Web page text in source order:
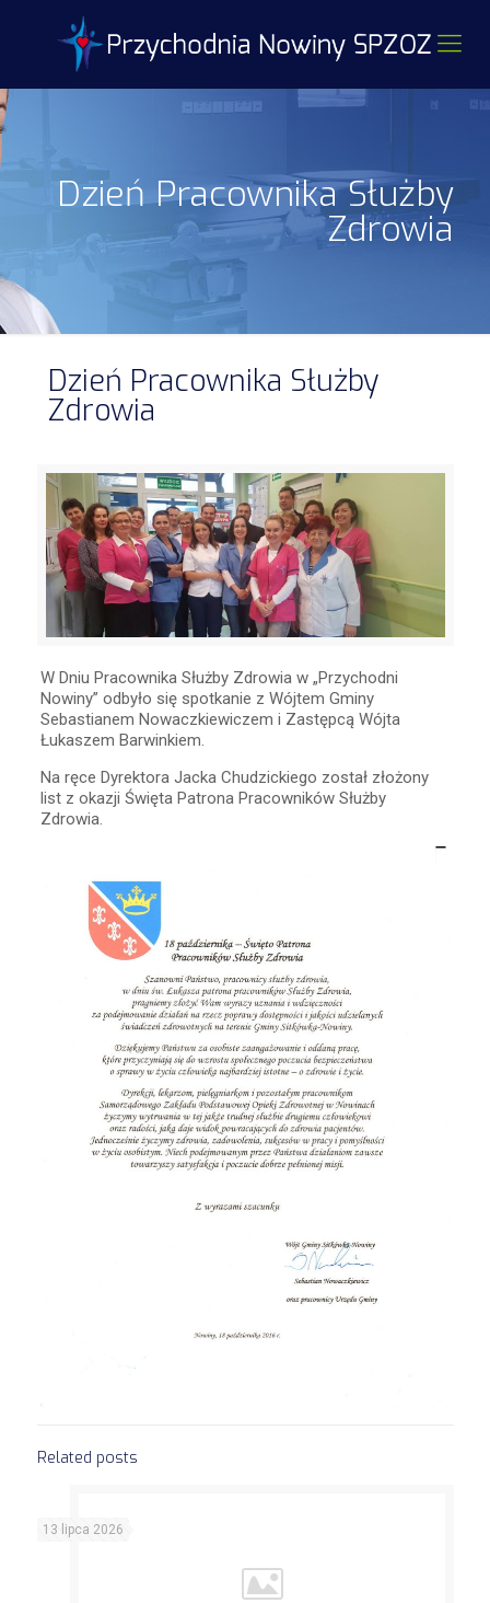
Dzień Pracownika Służby
Zdrowia
Dzień Pracownika Służby
Zdrowia
W Dniu Pracownika Służby Zdrowia w „Przychodni
Nowiny” odbyło się spotkanie z Wójtem Gminy
Sebastianem Nowaczkiewiczem i Zastępcą Wójta
Łukaszem Barwinkiem.
Na ręce DyrektoraJacka Chudzickiego został złożony
list z okazji Święta Patrona Pracowników Służby
Zdrowia.
Related posts
13 lipca 2026